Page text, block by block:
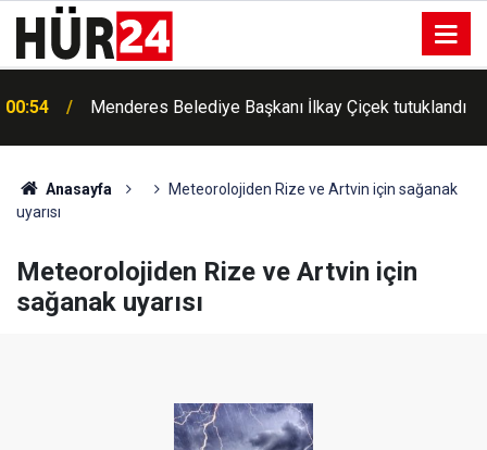
00:54 Menderes Belediye Başkanı İlkay Çiçek tutuklandı
Anasayfa
Meteorolojiden Rize ve Artvin için sağanak
uyarısı
Meteorolojiden Rize ve Artvin için
sağanak uyarısı